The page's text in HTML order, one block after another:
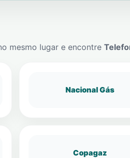
mesmo lugar e encontre
Nacional Gás
Copagaz